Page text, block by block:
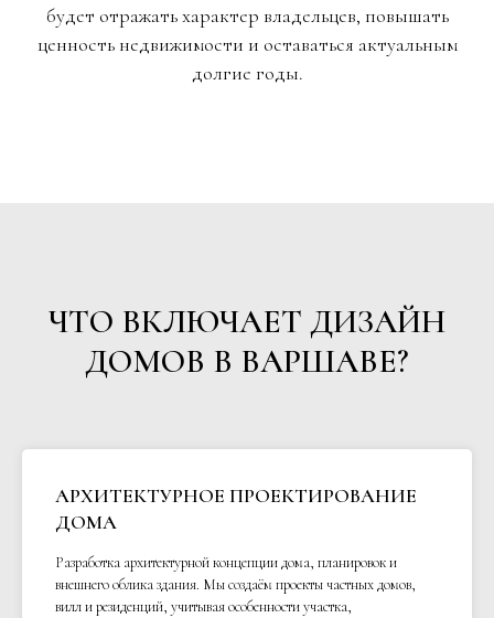
будет отражать характер владельцев, повышать
ценность недвижимости и оставаться актуальным
долгие годы.
ЧТО ВКЛЮЧАЕТ ДИЗАЙН
ДОМОВ В ВАРШАВЕ?
АРХИТЕКТУРНОЕ ПРОЕКТИРОВАНИЕ
ДОМА
Разработка архитектурной концепции дома, планировок и
внешнего облика здания. Мы создаём проекты частных домов,
вилл и резиденций, учитывая особенности участка,